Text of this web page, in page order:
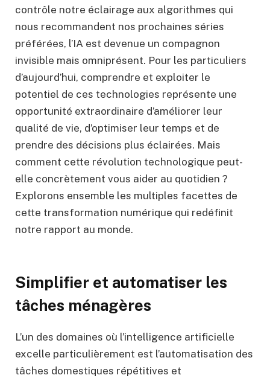
contrôle notre éclairage aux algorithmes qui
nous recommandent nos prochaines séries
préférées, l’IA est devenue un compagnon
invisible mais omniprésent. Pour les particuliers
d’aujourd’hui, comprendre et exploiter le
potentiel de ces technologies représente une
opportunité extraordinaire d’améliorer leur
qualité de vie, d’optimiser leur temps et de
prendre des décisions plus éclairées. Mais
comment cette révolution technologique peut-
elle concrètement vous aider au quotidien ?
Explorons ensemble les multiples facettes de
cette transformation numérique qui redéfinit
notre rapport au monde.
Simplifier et automatiser les
tâches ménagères
L’un des domaines où l’intelligence artificielle
excelle particulièrement est l’automatisation des
tâches domestiques répétitives et